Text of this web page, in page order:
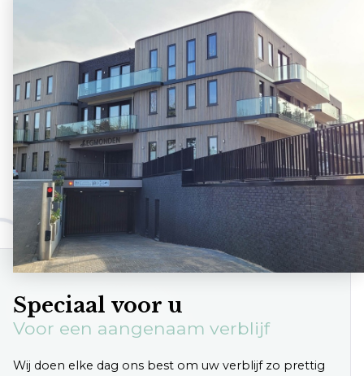
Klantenservice
Veelgestelde vragen
Contact
Route
Speciaal voor u
Voor een aangenaam verblijf
Wij doen elke dag ons best om uw verblijf zo prettig